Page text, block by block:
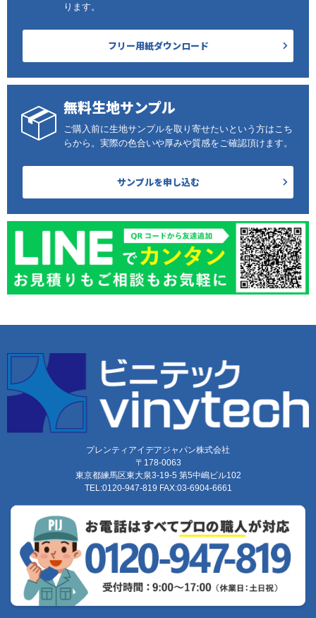
ります。
フリー用紙ダウンロード
無料生地サンプル
ご購入前に生地サンプルを取り寄せたいという方はこち
らから。実際の色合いや厚みや質感をご確認頂けます。
サンプルを申し込む
プレンティアイデアジャパン株式会社
〒178-0063
東京都練馬区東大泉3-19-5 第5中嶋ビル102
TEL:0120-947-819 FAX:03-6904-6661